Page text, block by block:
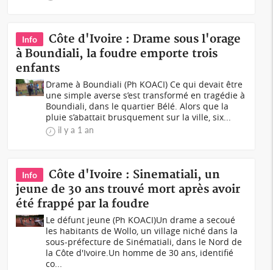
Info
Côte d'Ivoire : Drame sous l'orage
à Boundiali, la foudre emporte trois
enfants
Drame à Boundiali (Ph KOACI) Ce qui devait être
une simple averse s’est transformé en tragédie à
Boundiali, dans le quartier Bélé. Alors que la
pluie s’abattait brusquement sur la ville, six...
il y a 1 an
Info
Côte d'Ivoire : Sinematiali, un
jeune de 30 ans trouvé mort après avoir
été frappé par la foudre
Le défunt jeune (Ph KOACI)Un drame a secoué
les habitants de Wollo, un village niché dans la
sous-préfecture de Sinématiali, dans le Nord de
la Côte d'Ivoire.Un homme de 30 ans, identifié
co...